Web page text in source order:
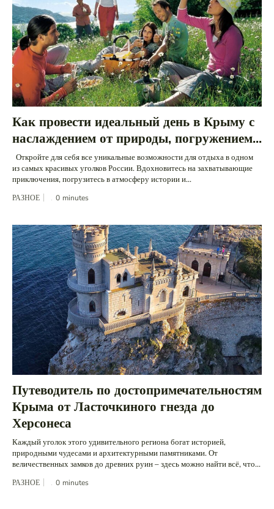
Как провести идеальный день в Крыму с
наслаждением от природы, погружением...
из самых красивых уголков России. Вдохновитесь на захватывающие
приключения, погрузитесь в атмосферу истории и...
РАЗНОЕ 0 minutes
Путеводитель по достопримечательностям
Крыма от Ласточкиного гнезда до
Херсонеса
Каждый уголок этого удивительного региона богат историей,
природными чудесами и архитектурными памятниками. От
величественных замков до древних руин – здесь можно найти всё, что...
РАЗНОЕ 0 minutes